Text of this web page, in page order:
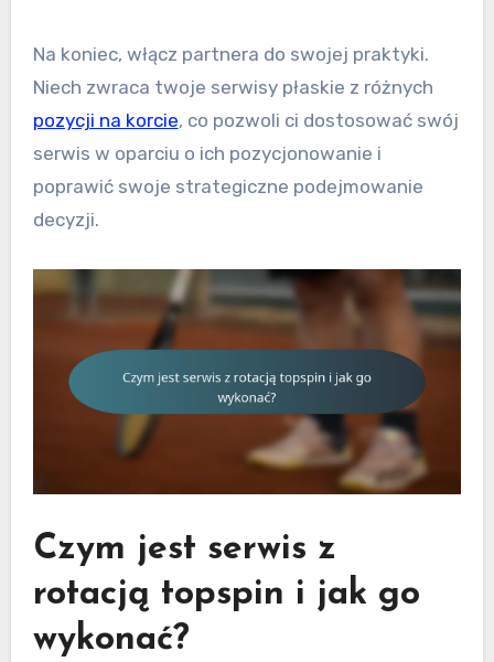
Na koniec, włącz partnera do swojej praktyki.
Niech zwraca twoje serwisy płaskie z różnych
pozycji na korcie, co pozwoli ci dostosować swój
serwis w oparciu o ich pozycjonowanie i
poprawić swoje strategiczne podejmowanie
decyzji.
Czym jest serwis z
rotacją topspin i jak go
wykonać?